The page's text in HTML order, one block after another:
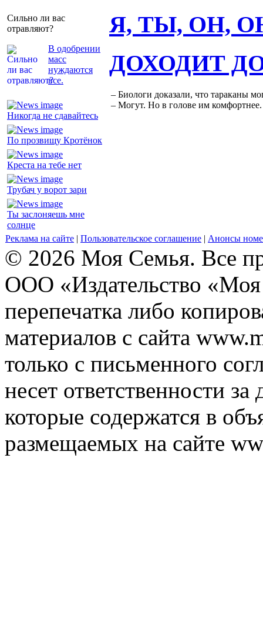
Сильно ли вас
отравляют?
В одобрении
масс
нуждаются
все.
Я, ТЫ, ОН,
Никогда не сдавайтесь
По прозвищу Кротёнок
Креста на тебе нет
Трубач у ворот зари
Ты заслоняешь мне
солнце
ДОХОДИТ
– Биологи доказали, что тараканы
– Могут. Но в голове им комфортнее.
Реклама на сайте | Пользовательское соглашение | Анонсы
© 2026 Моя Семья. Все
ООО «Издательство
перепечатка либо
материалов с сайта
только с письменного
несет ответственности
которые содержатся в
размещаемых на сайте